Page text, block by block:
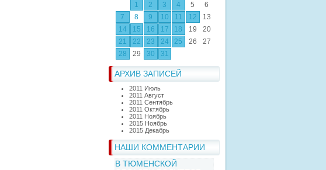
1
2 3 4 5
6
7
8 9 10 11 12
13
14
15 16 17 18 19
20
21
22 23 24 25 26
27
28
29 30 31
АРХИВ ЗАПИСЕЙ
2011 Июль
2011 Август
2011 Сентябрь
2011 Октябрь
2011 Ноябрь
2015 Ноябрь
2015 Декабрь
НАШИ КОММЕНТАРИИ
В ТЮМЕНСКОЙ